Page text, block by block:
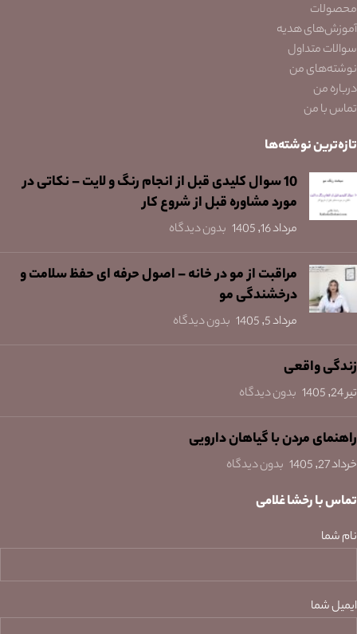
محصولات
آموزش‌های هدیه
سوالات متداول
نوشته‌های من
درباره من
تماس با من
تازه‌ترین نوشته‌ها
10 سوال کلیدی قبل از انجام رنگ و لایت – نکاتی در
مورد مشاوره قبل از شروع کار
مرداد 16, 1405 بدون دیدگاه
مراقبت از مو در خانه – اصول حرفه ای حفظ سلامت و
درخشندگی مو
مرداد 5, 1405 بدون دیدگاه
زندگی واقعی
تیر 24, 1405 بدون دیدگاه
راهنمای مردن با گیاهان دارویی
خرداد 27, 1405 بدون دیدگاه
تماس با رخشا غلامی
نام شما
ایمیل شما